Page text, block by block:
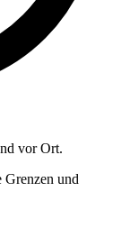
vor Ort.
Grenzen und